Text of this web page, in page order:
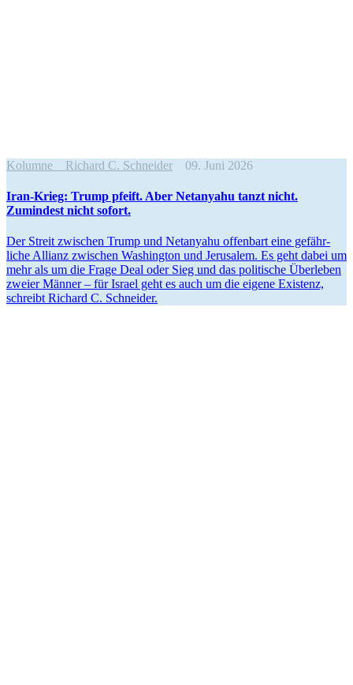
Kolumne Richard C. Schneider 09. Juni 2026
Iran-Krieg: Trump pfeift. Aber Netanyahu tanzt nicht.
Zumindest nicht sofort.
Der Streit zwischen Trump und Netanyahu offenbart eine gefähr­
liche Allianz zwischen Washington und Jerusalem. Es geht dabei um
mehr als um die Frage Deal oder Sieg und das politische Überleben
zweier Männer – für Israel geht es auch um die eigene Existenz,
schreibt Richard C. Schneider.